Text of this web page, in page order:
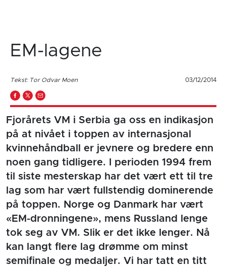
EM-lagene
Tekst: Tor Odvar Moen 03/12/2014
Fjorårets VM i Serbia ga oss en indikasjon
på at nivået i toppen av internasjonal
kvinnehåndball er jevnere og bredere enn
noen gang tidligere. I perioden 1994 frem
til siste mesterskap har det vært ett til tre
lag som har vært fullstendig dominerende
på toppen. Norge og Danmark har vært
«EM-dronningene», mens Russland lenge
tok seg av VM. Slik er det ikke lenger. Nå
kan langt flere lag drømme om minst
semifinale og medaljer. Vi har tatt en titt